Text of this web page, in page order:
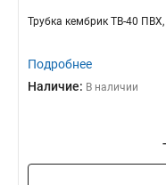
Трубка кембрик ТВ-40
Подробнее
Наличие: В наличии